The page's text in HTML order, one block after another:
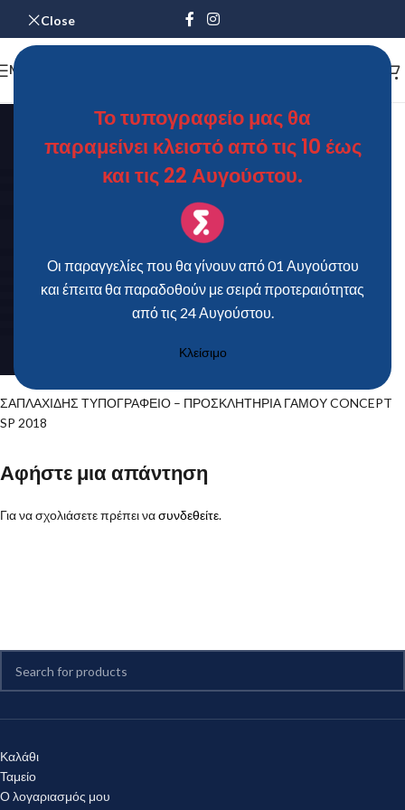
Close
Το τυπογραφείο μας θα
παραμείνει κλειστό από τις 10 έως
και τις 22 Αυγούστου.
Οι παραγγελίες που θα γίνουν από 01 Αυγούστου
και έπειτα θα παραδοθούν με σειρά προτεραιότητας
από τις 24 Αυγούστου.
Κλείσιμο
MENU
ΣΑΠΛΑΧΙΔΗΣ ΤΥΠΟΓΡΑΦΕΙΟ – ΠΡΟΣΚΛΗΤΗΡΙΑ ΓΑΜΟΥ CONCEPT
SP 2018
Αφήστε μια απάντηση
Για να σχολιάσετε πρέπει νασυνδεθείτε.
Καλάθι
Ταμείο
Ο λογαριασμός μου